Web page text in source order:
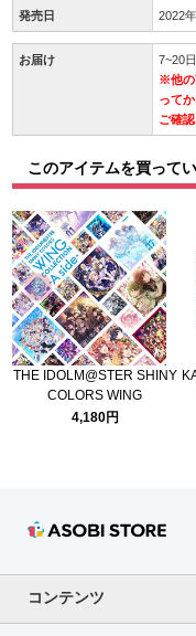
発売日 2022
お届け
7~20
※他の
って
ご確認
このアイテムを買って
THE IDOLM@STER SHINY
COLORS WING
COLLECTION -A side-
4,180円
コンテンツ